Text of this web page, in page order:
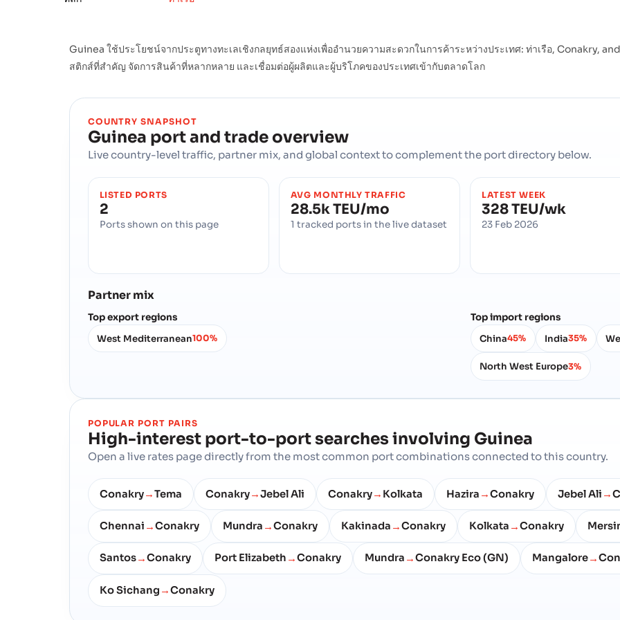
Guinea ใช้ประโยชน์จากประตูทางทะเลเชิงกลยุทธ์สองแห่งเพื่ออำนวยความสะดวกในการค้าระหว่างประเทศ: ท่าเรือ, Conakry,
สติกส์ที่สำคัญ จัดการสินค้าที่หลากหลาย และเชื่อมต่อผู้ผลิตและผู้บริโภคของประเทศเข้ากับตลาดโลก
COUNTRY SNAPSHOT
Guinea port and trade overview
Live country-level traffic, partner mix, and global context to complement the port directory below.
LISTED PORTS
2
Ports shown on this page
AVG MONTHLY TRAFFIC
28.5k TEU/mo
1 tracked ports in the live dataset
LATEST WEEK
328 TEU/wk
23 Feb 2026
Partner mix
Top export regions
West Mediterranean100%
Top import regions
China45% India35%
North West Europe3%
POPULAR PORT PAIRS
High-interest port-to-port searches involving Guinea
Open a live rates page directly from the most common port combinations connected to this country.
Conakry→Tema Conakry→Jebel Ali Conakry→ Kolkata Hazira →Conakry Jebel Ali →
Chennai →Conakry Mundra →Conakry Kakinada →Conakry Kolkata →Conakry
Santos→Conakry Port Elizabeth →Conakry Mundra →Conakry Eco (GN) Mangalore→
Ko Sichang →Conakry